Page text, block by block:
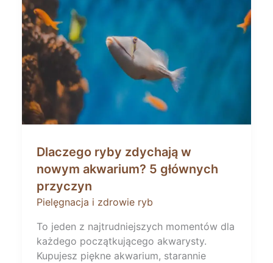
Dlaczego ryby zdychają w
nowym akwarium? 5 głównych
przyczyn
Pielęgnacja i zdrowie ryb
To jeden z najtrudniejszych momentów dla
każdego początkującego akwarysty.
Kupujesz piękne akwarium, starannie